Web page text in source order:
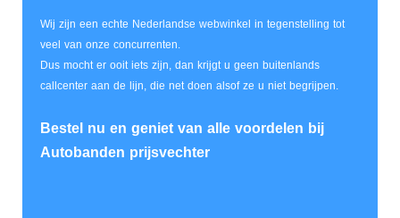
Wij zijn een echte Nederlandse webwinkel in tegenstelling tot
veel van onze concurrenten.
Dus mocht er ooit iets zijn, dan krijgt u geen buitenlands
callcenter aan de lijn, die net doen alsof ze u niet begrijpen.
Bestel nu en geniet van alle voordelen bij
Autobanden prijsvechter